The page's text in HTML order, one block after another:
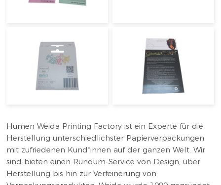
Humen Weida Printing Factory ist ein Experte für die
Herstellung unterschiedlichster Papierverpackungen
mit zufriedenen Kund*innen auf der ganzen Welt. Wir
sind bieten einen Rundum-Service von Design, über
Herstellung bis hin zur Verfeinerung von